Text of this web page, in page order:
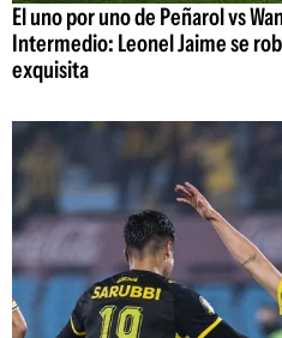
El uno por uno de Peñarol vs
Intermedio: Leonel Jaime se
exquisita